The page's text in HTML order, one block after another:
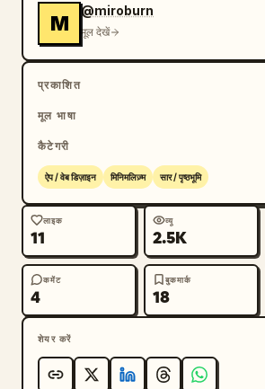
M
@miroburn
मूल देखें
प्रकाशित
मूल भाषा
कैटेगरी
ऐप / वेब डिज़ाइन मिनिमलिज़्म सार / पृष्ठभूमि
लाइक
11
व्यू
2.5K
कमेंट
4
बुकमार्क
18
शेयर करें